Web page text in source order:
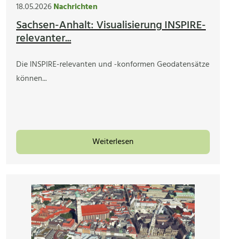
18.05.2026Nachrichten
Sachsen-Anhalt: Visualisierung INSPIRE-
relevanter...
Die INSPIRE-relevanten und -konformen Geodatensätze
können...
Weiterlesen